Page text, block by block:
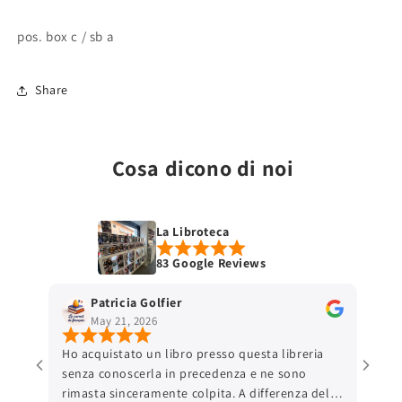
pos. box c / sb a
Share
Cosa dicono di noi
La Libroteca
83 Google Reviews
Patricia Golfier
May 21, 2026
Ho acquistato un libro presso questa libreria
senza conoscerla in precedenza e ne sono
rimasta sinceramente colpita. A differenza delle